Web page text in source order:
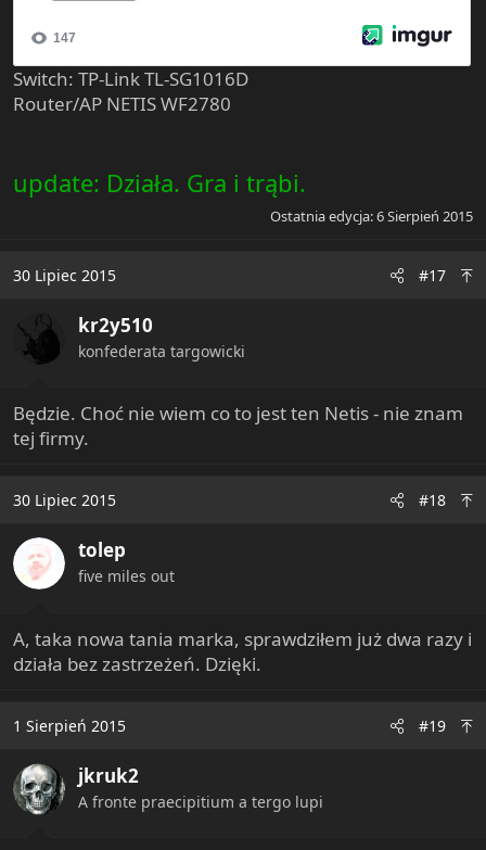
Switch: TP-Link TL-SG1016D
Router/AP NETIS WF2780
update: Działa. Gra i trąbi.
Ostatnia edycja:6 Sierpień 2015
30 Lipiec 2015 #17
kr2y510
konfederata targowicki
Będzie. Choć nie wiem co to jest ten Netis - nie znam
tej firmy.
30 Lipiec 2015 #18
tolep
five miles out
A, taka nowa tania marka, sprawdziłem już dwa razy i
działa bez zastrzeżeń. Dzięki.
1 Sierpień 2015 #19
jkruk2
A fronte praecipitium a tergo lupi